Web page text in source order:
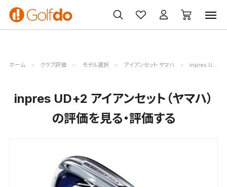
ゴルフ
クラブ
ゴルフ用品
買取
無料査定
クーポン
一覧
ホーム クラブ評価 モデル選択 アイアンセット ヤマハ inpres UD+2評価詳細
inpres UD+2 アイアンセット（ヤマハ）
の評価を見る・評価する